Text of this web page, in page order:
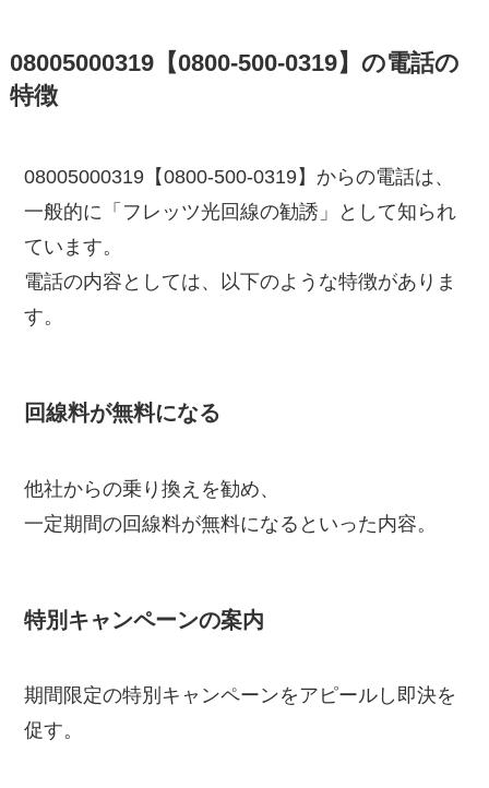
08005000319【0800-500-0319】の電話の
特徴
08005000319【0800-500-0319】からの電話は、
一般的に「フレッツ光回線の勧誘」として知られ
ています。
電話の内容としては、以下のような特徴がありま
す。
回線料が無料になる
他社からの乗り換えを勧め、
一定期間の回線料が無料になるといった内容。
特別キャンペーンの案内
期間限定の特別キャンペーンをアピールし即決を
促す。